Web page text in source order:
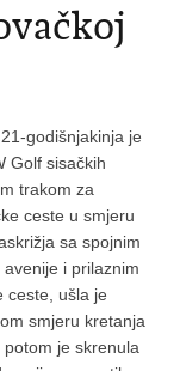
godišnjakinja je
Golf sisačkih
trakom za
ceste u smjeru
sa spojnim
i prilaznim
ceste, ušla je
smjeru kretanja
je skrenula